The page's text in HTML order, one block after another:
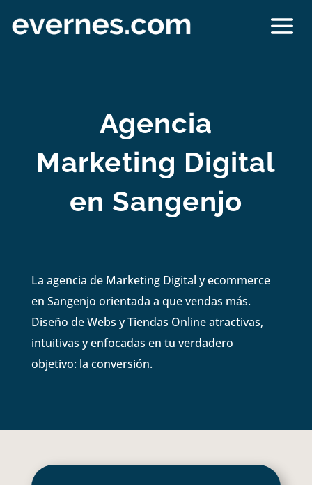
Agencia
Marketing Digital
en Sangenjo
La agencia de Marketing Digital y ecommerce
en Sangenjo orientada a que vendas más.
Diseño de Webs y Tiendas Online atractivas,
intuitivas y enfocadas en tu verdadero
objetivo: la conversión.